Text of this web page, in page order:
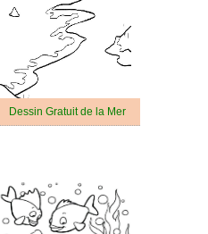
Dessin Gratuit de la Mer